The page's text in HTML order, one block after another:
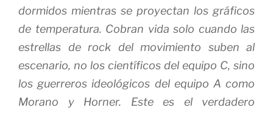
dormidos mientras se proyectan los gráficos
de temperatura. Cobran vida solo cuando las
estrellas de rock del movimiento suben al
escenario, no los científicos del equipo C, sino
los guerreros ideológicos del equipo A como
Morano y Horner.
Este es el verdadero